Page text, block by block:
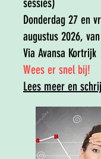
sessies)
Donderdag 27 en
augustus 2026,
Via Avansa Kortrijk
​Wees er snel bij!​
Lees meer en